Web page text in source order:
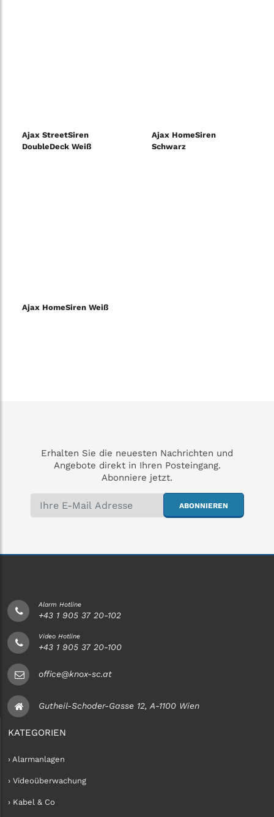
Ajax StreetSiren
DoubleDeck Weiß
Ajax HomeSiren
Schwarz
Ajax HomeSiren Weiß
Erhalten Sie die neuesten Nachrichten und
Angebote direkt in Ihren Posteingang.
Abonniere jetzt.
ABONNIEREN
Alarm Hotline
+43 1 905 37 20-102
Video Hotline
+43 1 905 37 20-100
office@knox-sc.at
Gutheil-Schoder-Gasse 12, A-1100 Wien
KATEGORIEN
› Alarmanlagen
› Videoüberwachung
› Kabel & Co